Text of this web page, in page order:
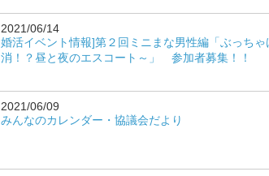
2021/06/14
婚活イベント情報]第２回ミニまな男性編「ぶっち
消！？昼と夜のエスコート～」 参加者募集！！
2021/06/09
みんなのカレンダー・協議会だより